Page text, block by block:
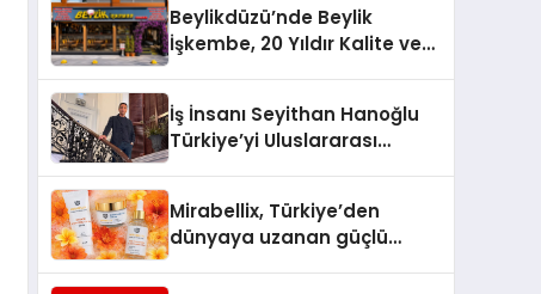
Beylikdüzü’nde Beylik
İşkembe, 20 Yıldır Kalite ve
İş İnsanı Seyithan Hanoğlu
Türkiye’yi Uluslararası
Mirabellix, Türkiye’den
dünyaya uzanan güçlü